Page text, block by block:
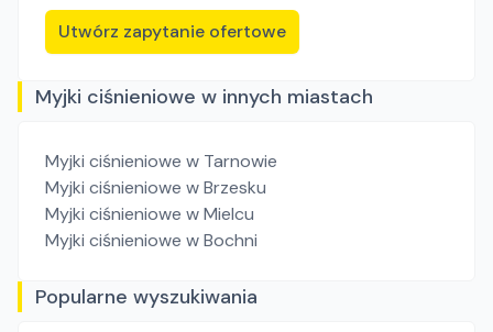
Utwórz zapytanie ofertowe
Myjki ciśnieniowe w innych miastach
Myjki ciśnieniowe w Tarnowie
Myjki ciśnieniowe w Brzesku
Myjki ciśnieniowe w Mielcu
Myjki ciśnieniowe w Bochni
Popularne wyszukiwania